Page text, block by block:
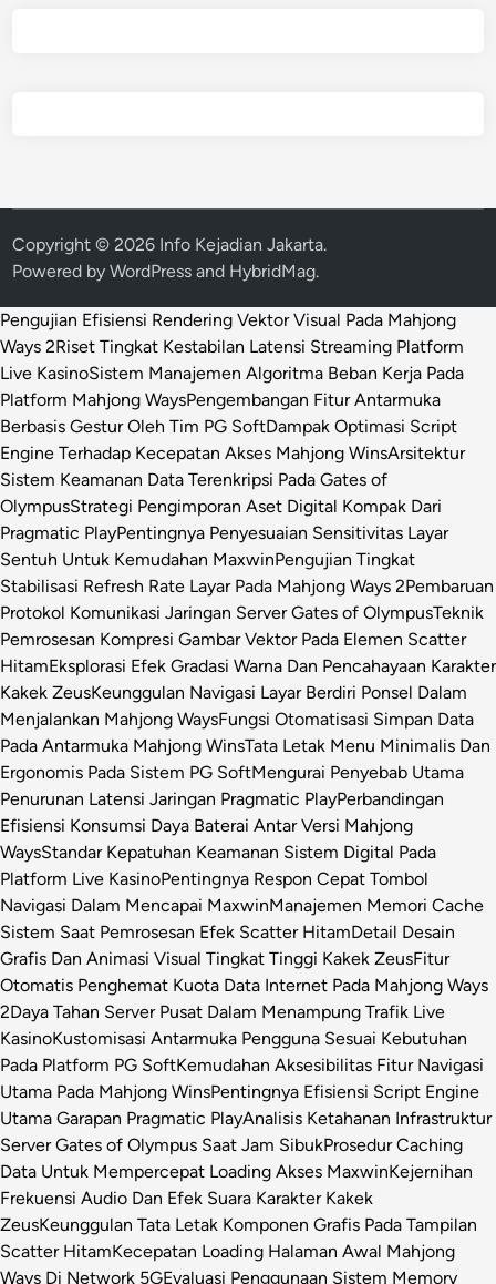
Copyright © 2026 Info Kejadian Jakarta.
Powered byWordPress and HybridMag.
Pengujian Efisiensi Rendering Vektor Visual Pada Mahjong
Ways 2Riset Tingkat Kestabilan Latensi Streaming Platform
Live KasinoSistem Manajemen Algoritma Beban Kerja Pada
Platform Mahjong WaysPengembangan Fitur Antarmuka
Berbasis Gestur Oleh Tim PG SoftDampak Optimasi Script
Engine Terhadap Kecepatan Akses Mahjong WinsArsitektur
Sistem Keamanan Data Terenkripsi Pada Gates of
OlympusStrategi Pengimporan Aset Digital Kompak Dari
Pragmatic PlayPentingnya Penyesuaian Sensitivitas Layar
Sentuh Untuk Kemudahan MaxwinPengujian Tingkat
Stabilisasi Refresh Rate Layar Pada Mahjong Ways 2Pembaruan
Protokol Komunikasi Jaringan Server Gates of OlympusTeknik
Pemrosesan Kompresi Gambar Vektor Pada Elemen Scatter
HitamEksplorasi Efek Gradasi Warna Dan Pencahayaan Karakter
Kakek ZeusKeunggulan Navigasi Layar Berdiri Ponsel Dalam
Menjalankan Mahjong WaysFungsi Otomatisasi Simpan Data
Pada Antarmuka Mahjong WinsTata Letak Menu Minimalis Dan
Ergonomis Pada Sistem PG SoftMengurai Penyebab Utama
Penurunan Latensi Jaringan Pragmatic PlayPerbandingan
Efisiensi Konsumsi Daya Baterai Antar Versi Mahjong
WaysStandar Kepatuhan Keamanan Sistem Digital Pada
Platform Live KasinoPentingnya Respon Cepat Tombol
Navigasi Dalam Mencapai MaxwinManajemen Memori Cache
Sistem Saat Pemrosesan Efek Scatter HitamDetail Desain
Grafis Dan Animasi Visual Tingkat Tinggi Kakek ZeusFitur
Otomatis Penghemat Kuota Data Internet Pada Mahjong Ways
2Daya Tahan Server Pusat Dalam Menampung Trafik Live
KasinoKustomisasi Antarmuka Pengguna Sesuai Kebutuhan
Pada Platform PG SoftKemudahan Aksesibilitas Fitur Navigasi
Utama Pada Mahjong WinsPentingnya Efisiensi Script Engine
Utama Garapan Pragmatic PlayAnalisis Ketahanan Infrastruktur
Server Gates of Olympus Saat Jam SibukProsedur Caching
Data Untuk Mempercepat Loading Akses MaxwinKejernihan
Frekuensi Audio Dan Efek Suara Karakter Kakek
ZeusKeunggulan Tata Letak Komponen Grafis Pada Tampilan
Scatter HitamKecepatan Loading Halaman Awal Mahjong
Ways Di Network 5GEvaluasi Penggunaan Sistem Memory